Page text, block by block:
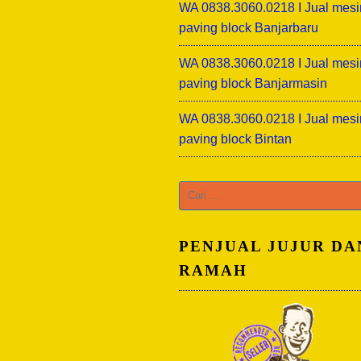
WA 0838.3060.0218 I Jual
paving block Banjarbaru
WA 0838.3060.0218 I Jual
paving block Banjarmasin
WA 0838.3060.0218 I Jual
paving block Bintan
Cari
untuk:
PENJUAL JUJUR
RAMAH